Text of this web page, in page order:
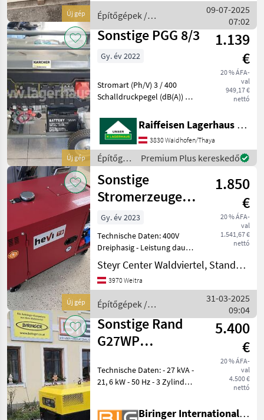
Új gép
Zapfwellengeneratoren sin
Építőgépek /
Sonstige
09-07-2025
07:02
Új gép
Sonstige PGG 8/3
1.139
€
20 % ÁFA-
val
949,17 €
nettó
Gy. év 2022
Stromart (Ph/V) 3 / 400
Schalldruckpegel (dB(A)) 76
Nennleistung (Drehstrom)
(kW) 7 Leistung (kW) 2, 5
Leistung (Drehstrom) (kW)
max. 7, 5 Antriebs
Raiffeisen Lagerhaus Waidhofen/Thaya
3830 Waidhofen/Thaya
Építőgépek
/
Sonstige
Premium Plus kereskedő
Új gép
Sonstige
Stromerzeuger
HEVI T9000Full
1.850
€
20 % ÁFA-
val
1.541,67 €
nettó
Gy. év 2023
Technische Daten: 400V
Dreiphasig - Leistung dauer
in kVA: 8 - Leistung dauer in
kW: 6, 4 230V Einphasig -
Leistung dauer in kVA: 7 -
Steyr Center Waldviertel, Standort Weitra
3970 Weitra
Építőgépek /
Sonstige
31-03-2025
09:04
Sonstige Rand
G27WP
5.400
€
20 % ÁFA-
val
4.500 €
nettó
Technische Daten: - 27 kVA -
21, 6 kW - 50 Hz - 3 Zylinder
400 Volt / 16 Amp
Biringer International GmbH